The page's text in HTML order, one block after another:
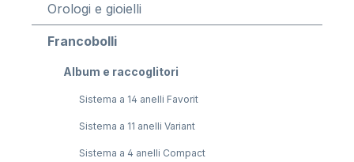
Orologi e gioielli
Francobolli
Album e raccoglitori
Sistema a 14 anelli Favorit
Sistema a 11 anelli Variant
Sistema a 4 anelli Compact